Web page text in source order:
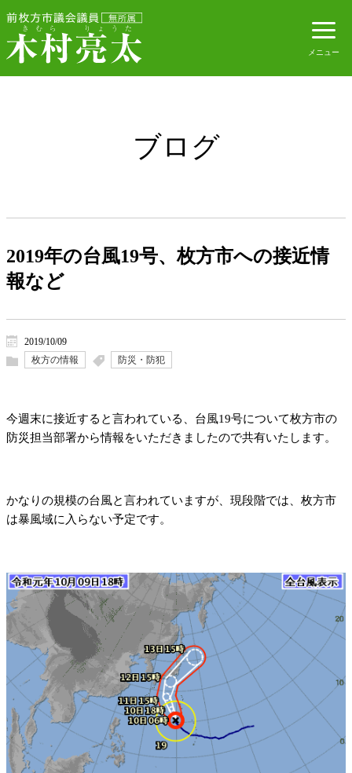
ブログ
2019年の台風19号、枚方市への接近情
報など
2019/10/09
枚方の情報
防災・防犯
今週末に接近すると言われている、台風19号について枚方市の
防災担当部署から情報をいただきましたので共有いたします。
かなりの規模の台風と言われていますが、現段階では、枚方市
は暴風域に入らない予定です。